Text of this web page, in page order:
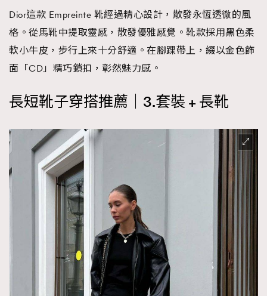
Dior這款 Empreinte 靴經過精心設計，散發永恆透徹的風
格。從馬靴中提取靈感，散發優雅感覺。靴款採用黑色柔
軟小牛皮，步行上來十分舒適。在腳踝帶上，綴以金色飾
面「CD」精巧鎖扣，彰然魅力感。
長短靴子穿搭推薦｜3.套裝 + 長靴